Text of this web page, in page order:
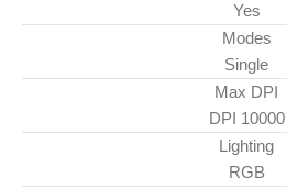
Yes
Modes
Single
Max DPI
10000 DPI
Lighting
RGB